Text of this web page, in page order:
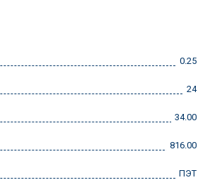
- 1 г/л
экв/л
солнечных лучей.
0.25
24
34.00
816.00
ПЭТ